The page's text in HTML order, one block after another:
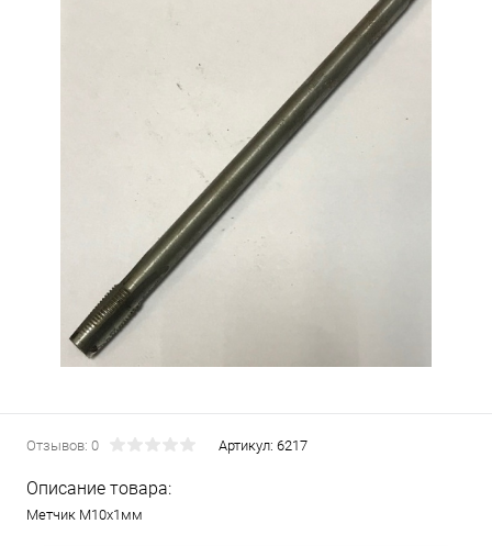
Отзывов: 0 Артикул: 6217
Описание товара:
Метчик М10х1мм